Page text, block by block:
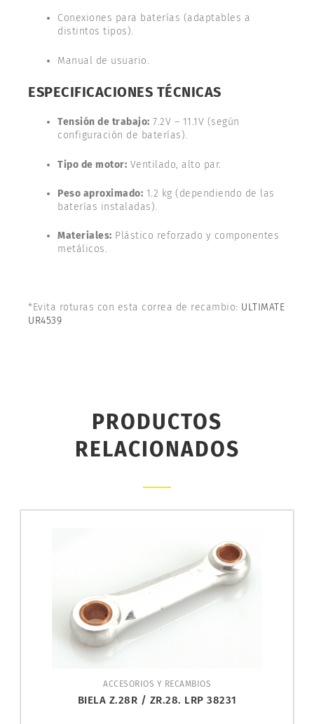
Conexiones para baterías (adaptables a
distintos tipos).
Manual de usuario.
ESPECIFICACIONES TÉCNICAS
Tensión de trabajo: 7.2V – 11.1V (según
configuración de baterías).
Tipo de motor: Ventilado, alto par.
Peso aproximado: 1.2 kg (dependiendo de las
baterías instaladas).
Materiales: Plástico reforzado y componentes
metálicos.
*Evita roturas con esta correa de recambio: ULTIMATE
UR4539
PRODUCTOS
RELACIONADOS
ACCESORIOS Y RECAMBIOS
BIELA Z.28R / ZR.28. LRP 38231